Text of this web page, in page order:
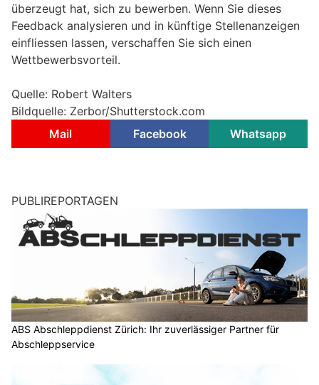
überzeugt hat, sich zu bewerben. Wenn Sie dieses
Feedback analysieren und in künftige Stellenanzeigen
einfliessen lassen, verschaffen Sie sich einen
Wettbewerbsvorteil.
Quelle: Robert Walters
Bildquelle: Zerbor/Shutterstock.com
Mail
Facebook Whatsapp
PUBLIREPORTAGEN
ABS Abschleppdienst Zürich: Ihr zuverlässiger Partner für
Abschleppservice